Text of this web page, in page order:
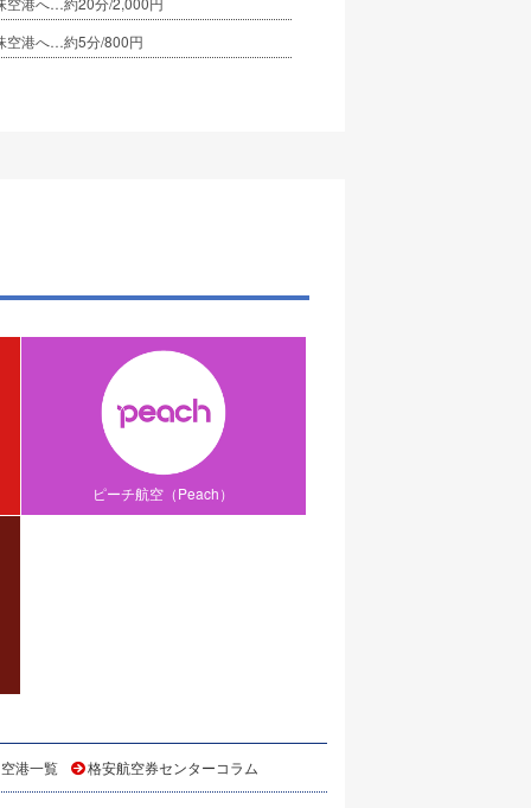
空港へ…約5分/800円
ピーチ航空（Peach）
港一覧 格安航空券センターコラム